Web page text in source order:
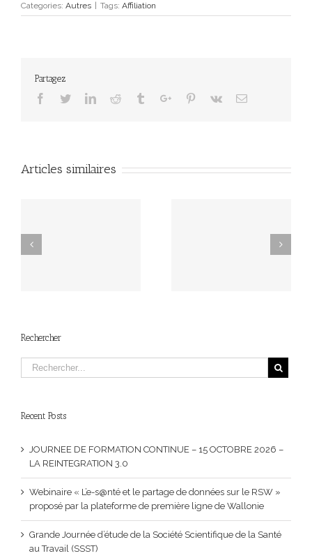
Categories: Autres Tags: Affiliation
Partagez
Facebook
TwitterLinkedinReddit TumblrGoogle+Pinterest
Vk Email
Articles similaires
Rechercher
Recent Posts
JOURNEE DE FORMATION CONTINUE – 15 OCTOBRE 2026 –
LA REINTEGRATION 3.0
Webinaire « L’e-s@nté et le partage de données sur le RSW »
proposé par la plateforme de première ligne de Wallonie
Grande Journée d’étude de la Société Scientifique de la Santé
au Travail (SSST)